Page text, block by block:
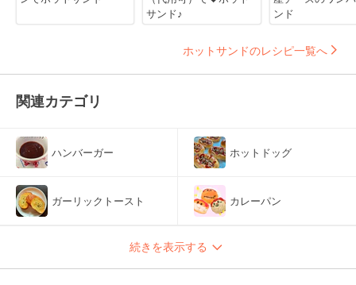
サンド♪
ンド
ホットサンドのレシピ一覧へ
関連カテゴリ
ハンバーガー ホットドッグ
ガーリックトースト カレーパン
続きを表示する